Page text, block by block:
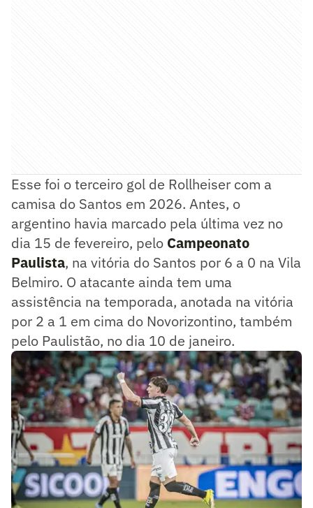
Esse foi o terceiro gol de Rollheiser com a
camisa do Santos em 2026. Antes, o
argentino havia marcado pela última vez no
dia 15 de fevereiro, pelo Campeonato
Paulista, na vitória do Santos por 6 a 0 na Vila
Belmiro. O atacante ainda tem uma
assistência na temporada, anotada na vitória
por 2 a 1 em cima do Novorizontino, também
pelo Paulistão, no dia 10 de janeiro.